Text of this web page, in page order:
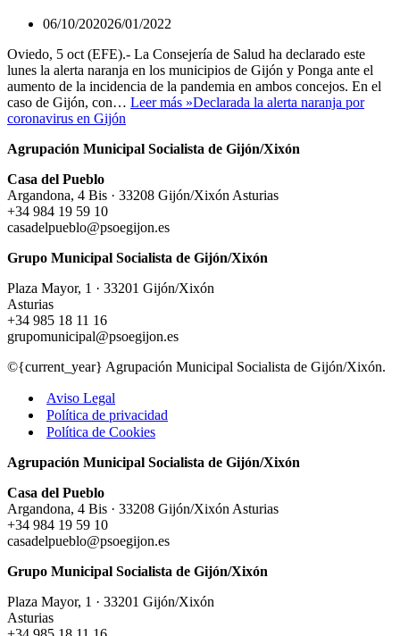
06/10/202026/01/2022
Oviedo, 5 oct (EFE).- La Consejería de Salud ha declarado este
lunes la alerta naranja en los municipios de Gijón y Ponga ante el
aumento de la incidencia de la pandemia en ambos concejos. En el
caso de Gijón, con… Leer más »Declarada la alerta naranja por
coronavirus en Gijón
Agrupación Municipal Socialista de Gijón/Xixón
Casa del Pueblo
Argandona, 4 Bis · 33208 Gijón/Xixón Asturias
+34 984 19 59 10
casadelpueblo@psoegijon.es
Grupo Municipal Socialista de Gijón/Xixón
Plaza Mayor, 1 · 33201 Gijón/Xixón
Asturias
+34 985 18 11 16
grupomunicipal@psoegijon.es
©{current_year} Agrupación Municipal Socialista de Gijón/Xixón.
Aviso Legal
Política de privacidad
Política de Cookies
Agrupación Municipal Socialista de Gijón/Xixón
Casa del Pueblo
Argandona, 4 Bis · 33208 Gijón/Xixón Asturias
+34 984 19 59 10
casadelpueblo@psoegijon.es
Grupo Municipal Socialista de Gijón/Xixón
Plaza Mayor, 1 · 33201 Gijón/Xixón
Asturias